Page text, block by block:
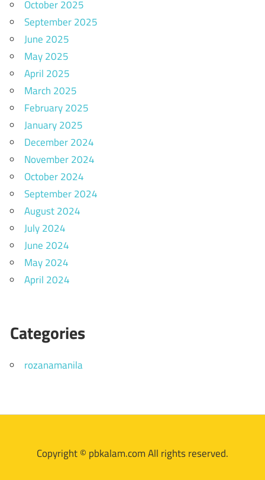
October 2025
September 2025
June 2025
May 2025
April 2025
March 2025
February 2025
January 2025
December 2024
November 2024
October 2024
September 2024
August 2024
July 2024
June 2024
May 2024
April 2024
Categories
rozanamanila
Copyright © pbkalam.com All rights reserved.